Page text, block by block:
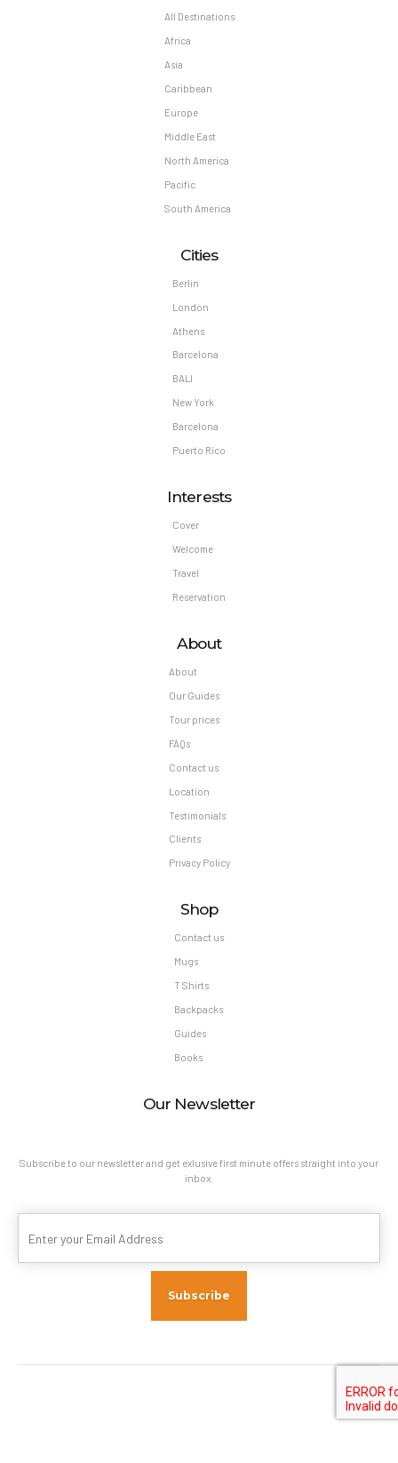
All Destinations
Africa
Asia
Caribbean
Europe
Middle East
North America
Pacific
South America
Cities
Berlin
London
Athens
Barcelona
BALI
New York
Barcelona
Puerto Rico
Interests
Cover
Welcome
Travel
Reservation
About
About
Our Guides
Tour prices
FAQs
Contact us
Location
Testimonials
Clients
Privacy Policy
Shop
Contact us
Mugs
T Shirts
Backpacks
Guides
Books
Our Newsletter
Subscribe to our newsletter and get exlusive first minute offers straight into your
inbox.